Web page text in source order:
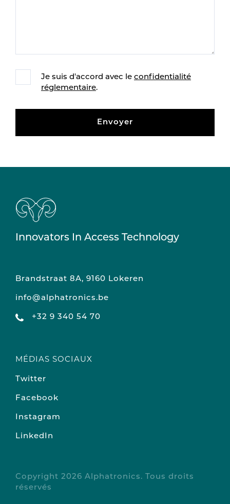
Je suis d'accord avec le confidentialité
réglementaire.
Envoyer
Innovators In Access Technology
Brandstraat 8A, 9160 Lokeren
info@alphatronics.be
+32 9 340 54 70
MÉDIAS SOCIAUX
Twitter
Facebook
Instagram
LinkedIn
Copyright 2026 Alphatronics. Tous droits
réservés